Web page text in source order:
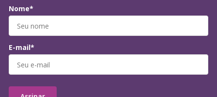
Nome*
E-mail*